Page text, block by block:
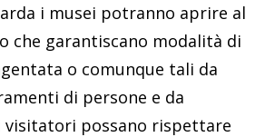
i musei potranno aprire al
che garantiscano modalità di
o comunque tali da
di persone e da
visitatori possano rispettare